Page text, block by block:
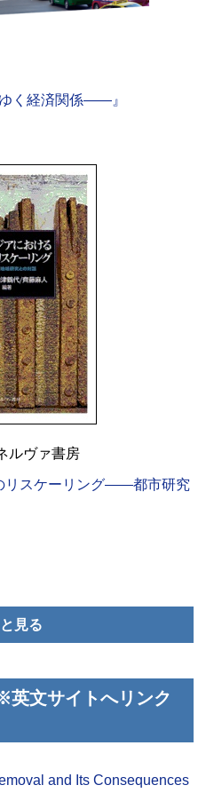
く経済関係――』
ルヴァ書房
リスケーリング――都市研究
見る
文サイトへリンク
and Its Consequences